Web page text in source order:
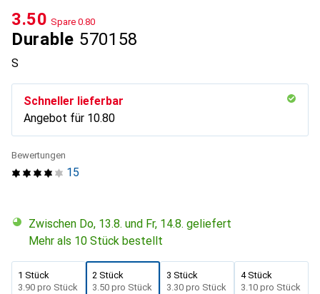
Durable 570158
S
CHF
3.50 Spare CHF
0.80
Schneller lieferbar
Angebot für CHF
10.80
15
Bewertungen
Zwischen Do, 13.8. und Fr, 14.8. geliefert
Mehr als 10 Stück bestellt
1 Stück
CHF
3.90 pro Stück
2 Stück
CHF
3.50 pro Stück
3 Stück
CHF
3.30 pro Stück
4 Stück
CHF
3.10 pro Stück